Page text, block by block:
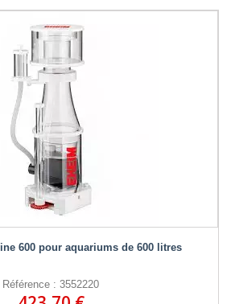
600 pour aquariums de 600 litres
Référence : 3552220